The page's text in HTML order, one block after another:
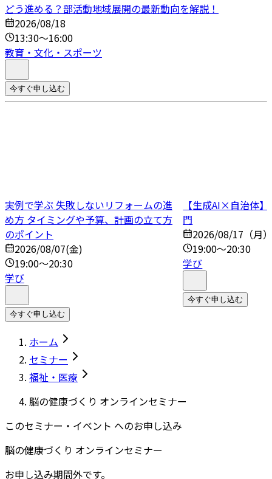
どう進める？部活動地域展開の最新動向を解説！
2026/08/18
13:30～16:00
教育・文化・スポーツ
今すぐ申し込む
実例で学ぶ 失敗しないリフォームの進
め方 タイミングや予算、計画の立て方
のポイント
2026/08/07(金)
19:00～20:30
学び
今すぐ申し込む
【生成AI×自治体
門
2026/08/17（月
19:00～20:30
学び
今すぐ申し込む
ホーム
セミナー
福祉・医療
脳の健康づくり オンラインセミナー
このセミナー・イベント へのお申し込み
脳の健康づくり オンラインセミナー
お申し込み期間外です。